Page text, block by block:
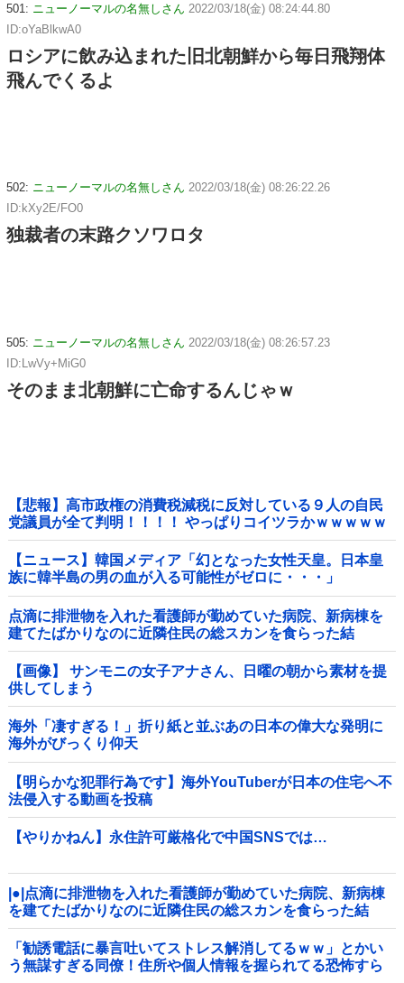
501: ニューノーマルの名無しさん 2022/03/18(金) 08:24:44.80
ID:oYaBlkwA0
ロシアに飲み込まれた旧北朝鮮から毎日飛翔体
飛んでくるよ
502: ニューノーマルの名無しさん 2022/03/18(金) 08:26:22.26
ID:kXy2E/FO0
独裁者の末路クソワロタ
505: ニューノーマルの名無しさん 2022/03/18(金) 08:26:57.23
ID:LwVy+MiG0
そのまま北朝鮮に亡命するんじゃｗ
【悲報】高市政権の消費税減税に反対している９人の自民
党議員が全て判明！！！！ やっぱりコイツラかｗｗｗｗｗ
【ニュース】韓国メディア「幻となった女性天皇。日本皇
族に韓半島の男の血が入る可能性がゼロに・・・」
点滴に排泄物を入れた看護師が勤めていた病院、新病棟を
建てたばかりなのに近隣住民の総スカンを食らった結
果……他
【画像】 サンモニの女子アナさん、日曜の朝から素材を提
供してしまう
海外「凄すぎる！」折り紙と並ぶあの日本の偉大な発明に
海外がびっくり仰天
【明らかな犯罪行為です】海外YouTuberが日本の住宅へ不
法侵入する動画を投稿
【やりかねん】永住許可厳格化で中国SNSでは…
|●|点滴に排泄物を入れた看護師が勤めていた病院、新病棟
を建てたばかりなのに近隣住民の総スカンを食らった結
果……
「勧誘電話に暴言吐いてストレス解消してるｗｗ」とかい
う無謀すぎる同僚！住所や個人情報を握られてる恐怖すら